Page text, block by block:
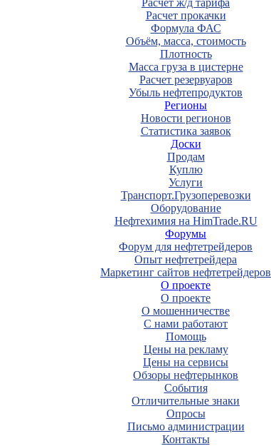
Расчет ж/д тарифа
Расчет прокачки
Формула ФАС
Объём, масса, стоимость
Плотность
Масса груза в цистерне
Расчет резервуаров
Убыль нефтепродуктов
Регионы
Новости регионов
Статистика заявок
Доски
Продам
Куплю
Услуги
Транспорт.Грузоперевозки
Оборудование
Нефтехимия на HimTrade.RU
Форумы
Форум для нефтетрейдеров
Опыт нефтетрейдера
Маркетинг сайтов нефтетрейдеров
О проекте
О проекте
О мошенничестве
С нами работают
Помощь
Цены на рекламу
Цены на сервисы
Обзоры нефтерынков
События
Отличительные знаки
Опросы
Письмо администрации
Контакты